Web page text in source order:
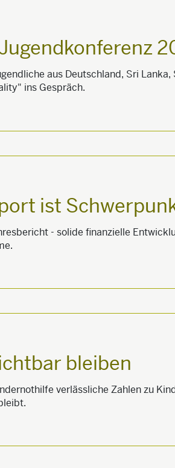
aus Deutschland, Sri Lanka,
ins Gespräch.
ist
- solide finanzielle
bleiben
verlässliche Zahlen zu